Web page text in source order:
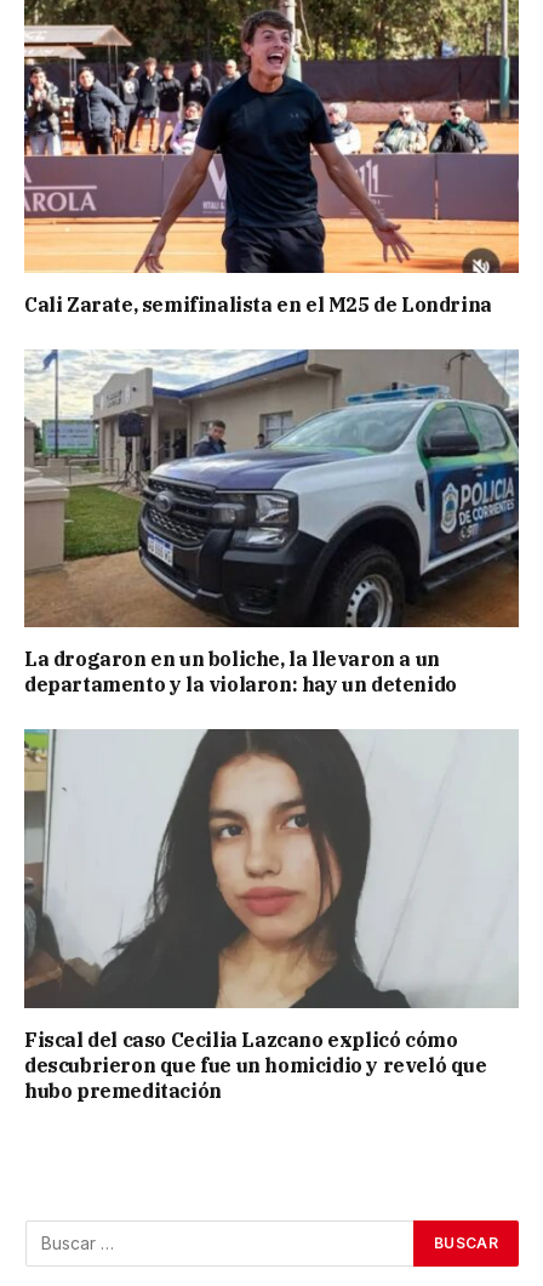
Cali Zarate, semifinalista en el M25 de Londrina
La drogaron en un boliche, la llevaron a un
departamento y la violaron: hay un detenido
Fiscal del caso Cecilia Lazcano explicó cómo
descubrieron que fue un homicidio y reveló que
hubo premeditación